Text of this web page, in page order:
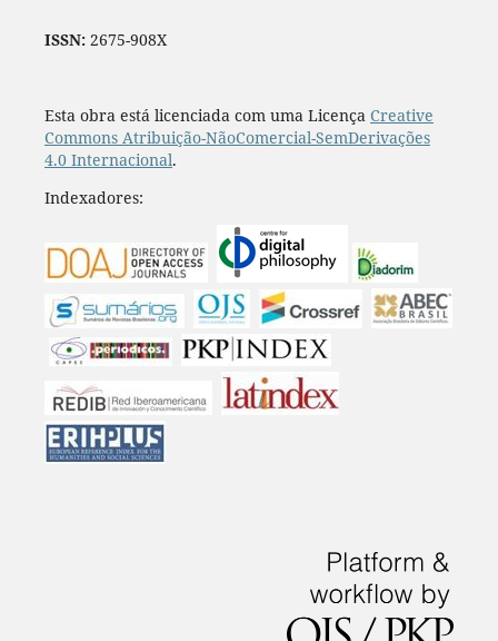
ISSN:2675-908X
Esta obra está licenciada com uma Licença Creative
Commons Atribuição-NãoComercial-SemDerivações
4.0 Internacional.
Indexadores: